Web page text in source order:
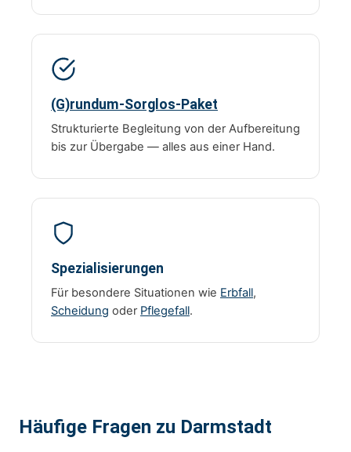
(G)rundum-Sorglos-Paket
Strukturierte Begleitung von der Aufbereitung
bis zur Übergabe — alles aus einer Hand.
Spezialisierungen
Für besondere Situationen wie Erbfall,
Scheidung oder Pflegefall.
Häufige Fragen zu Darmstadt